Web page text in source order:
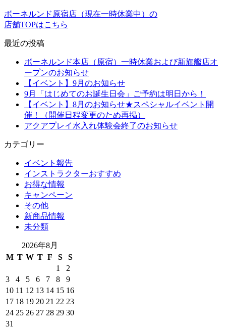
ボーネルンド原宿店（現在一時休業中）の
店舗TOPはこちら
最近の投稿
ボーネルンド本店（原宿）一時休業および新旗艦店オ
ープンのお知らせ
【イベント】9月のお知らせ
9月「はじめてのお誕生日会」ご予約は明日から！
【イベント】8月のお知らせ★スペシャルイベント開
催！（開催日程変更のため再掲）
アクアプレイ水入れ体験会終了のお知らせ
カテゴリー
イベント報告
インストラクターおすすめ
お得な情報
キャンペーン
その他
新商品情報
未分類
2026年8月
M T W T F S
S
1
2
3
4 5 6 7 8
9
10 11 12 13 14 15 16
17 18 19 20 21 22 23
24 25 26 27 28 29 30
31